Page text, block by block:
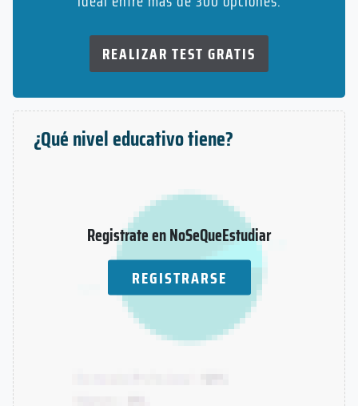
REALIZAR TEST GRATIS
¿Qué nivel educativo tiene?
Registrate en NoSeQueEstudiar
REGISTRARSE